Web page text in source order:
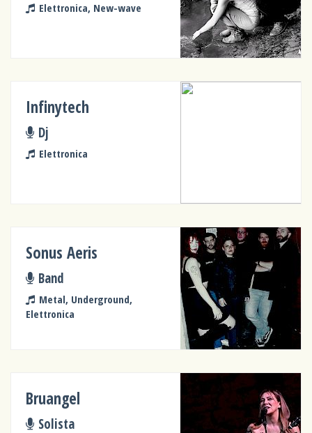
Elettronica, New-wave
Infinytech
Dj
Elettronica
Sonus Aeris
Band
Metal, Underground,
Elettronica
Bruangel
Solista